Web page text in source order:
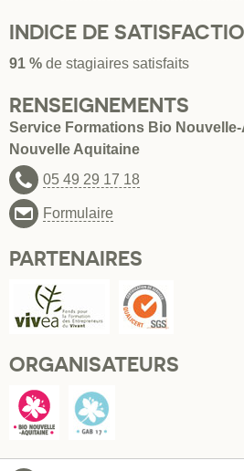
INDICE DE
91 % de stagiaires satisfaits
RENSEIGNEMENTS
Service Formations Bio
Nouvelle Aquitaine
05 49 29 17 18
Formulaire
PARTENAIRES
ORGANISATEURS